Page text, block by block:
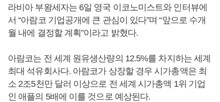
라비아 부왕세자는 6일 영국 이코노미스트와 인터뷰에
서 “아람코 기업공개에 큰 관심이 있다”며 “앞으로 수개
월 내에 결정할 계획”이라고 밝혔다.
아람코는 전 세계 원유생산량의 12.5%를 차지하는 세계
최대 석유회사다. 아람코가 상장할 경우 시가총액은 최
소 2조5천만 달러 이상으로 전 세계 시가총액 1위 기업
인 애플의 5배에 이를 것으로 예상된다.